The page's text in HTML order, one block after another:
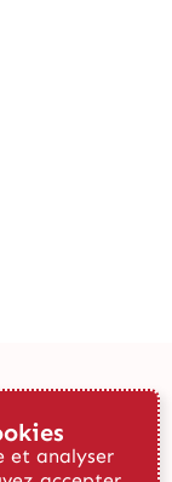
et analyser